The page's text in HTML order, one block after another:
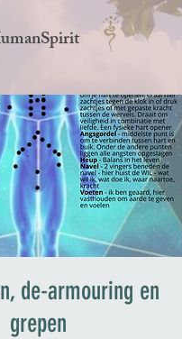
de-armouring en
grepen